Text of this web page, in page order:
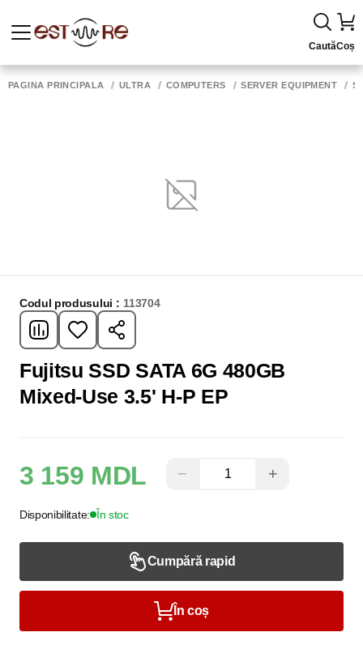
CautăCoș
PAGINA PRINCIPALĂ ULTRA COMPUTERS SERVER EQUIPMENT
Codul produsului : 113704
Fujitsu SSD SATA 6G 480GB
Mixed-Use 3.5' H-P EP
3 159 MDL − +
Disponibilitate: În stoc
Cumpără rapid
În coș